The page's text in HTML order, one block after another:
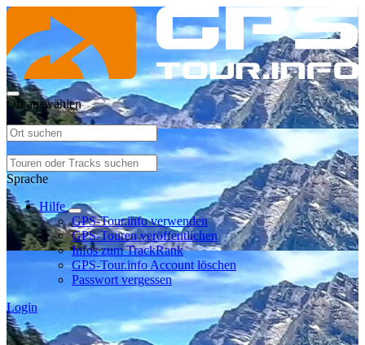
Ort auswählen
Sprache
Hilfe
GPS-Tour.info verwenden
GPS-Touren veröffentlichen
Infos zum TrackRank
GPS-Tour.info Account löschen
Passwort vergessen
Login